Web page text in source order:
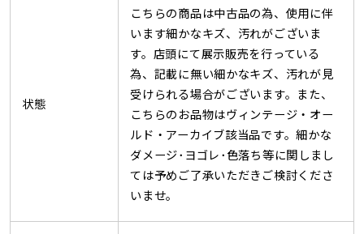
状態
こちらの商品は中古品の為、使用に伴
います細かなキズ、汚れがございま
す。店頭にて展示販売を行っている
為、記載に無い細かなキズ、汚れが見
受けられる場合がございます。また、
こちらのお品物はヴィンテージ・オー
ルド・アーカイブ該当品です。細かな
ダメージ･ヨゴレ･色落ち等に関しまし
ては予めご了承いただきご検討くださ
いませ。